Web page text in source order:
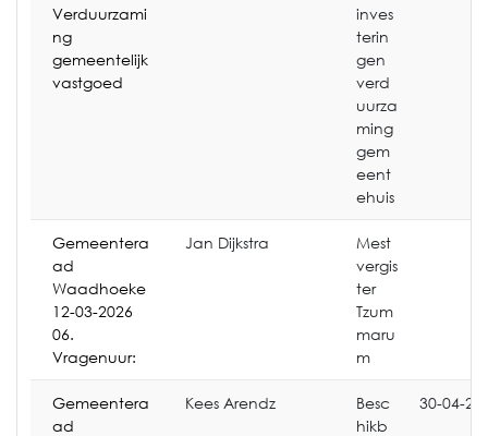
Verduurzami
ng
gemeentelijk
vastgoed
inves
terin
gen
verd
uurza
ming
gem
eent
ehuis
Gemeentera
ad
Waadhoeke
12-03-2026
06.
Vragenuur:
Jan Dijkstra
Mest
vergis
ter
Tzum
maru
m
Gemeentera
ad
Kees Arendz
Besc
hikb
30-04-